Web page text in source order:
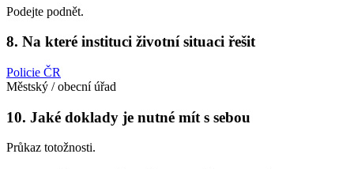
Podejte podnět.
8. Na které instituci životní situaci řešit
Policie ČR
Městský / obecní úřad
10. Jaké doklady je nutné mít s sebou
Průkaz totožnosti.